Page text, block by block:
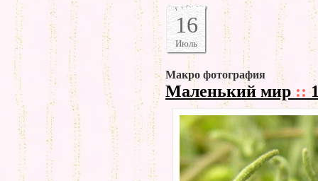
16
Июль
Макро фотография
Маленький мир ::